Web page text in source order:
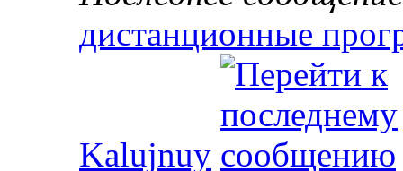
дистанционные
Kalujnuy